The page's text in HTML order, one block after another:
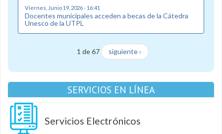
Viernes, Junio 19, 2026 - 16:41
Docentes municipales acceden a becas de la Cátedra
Unesco de la UTPL
1 de 67 siguiente ›
SERVICIOS EN LÍNEA
Servicios Electrónicos